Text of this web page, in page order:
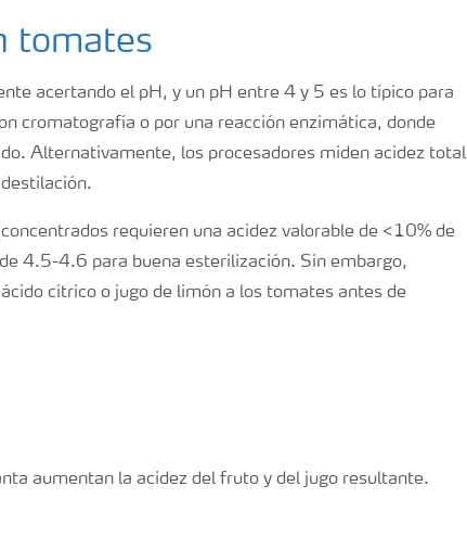
tomates
acertando el pH, y un pH entre 4 y 5 es lo típico para
cromatografía o por una reacción enzimática, donde
Alternativamente, los procesadores miden acidez total
requieren una acidez valorable de <10% de
4.5-4.6 para buena esterilización. Sin embargo,
cítrico o jugo de limón a los tomates antes de
aumentan la acidez del fruto y del jugo resultante.